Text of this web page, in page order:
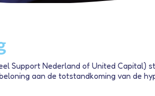
Support Nederland of United Capital)
aan de totstandkoming van de